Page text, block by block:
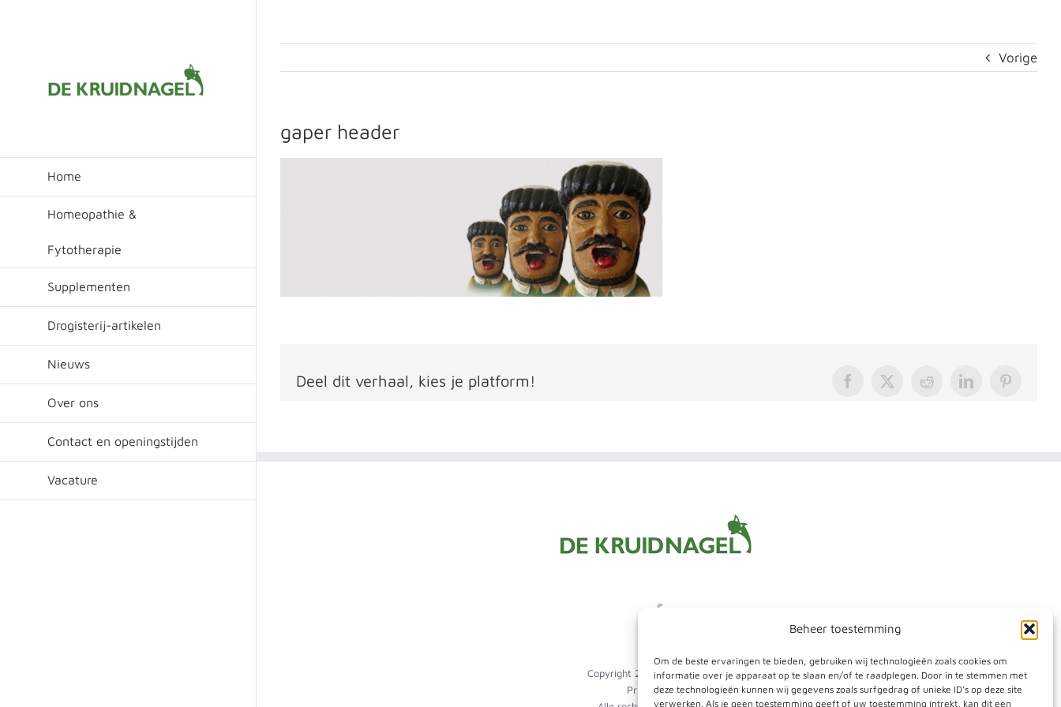
Beheer toestemming
Om de beste ervaringen te bieden, gebruiken wij technologieën zoals cookies om
informatie over je apparaat op te slaan en/of te raadplegen. Door in te stemmen met
deze technologieën kunnen wij gegevens zoals surfgedrag of unieke ID's op deze site
verwerken. Als je geen toestemming geeft of uw toestemming intrekt, kan dit een
Home
Homeopathie &
Fytotherapie
Supplementen
Drogisterij-artikelen
Nieuws
Over ons
Contact en openingstijden
Vacature
Vorige
gaper header
Deel dit verhaal, kies je platform! Facebook
X RedditLinkedInPinterest
Copyright 2024De Kruidnagel
Privacy Policy